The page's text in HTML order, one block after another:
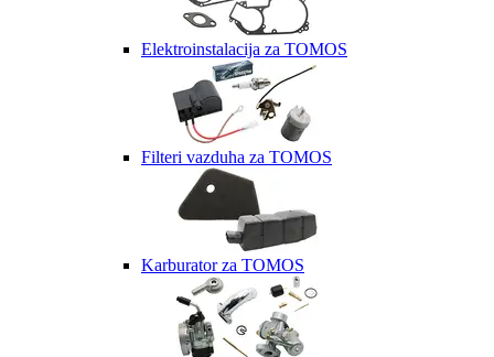
Elektroinstalacija za TOMOS
Filteri vazduha za TOMOS
Karburator za TOMOS